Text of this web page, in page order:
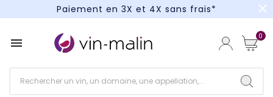
Paiement en 3X et 4X sans frais*
Paiement en 3X et 4X sans frais*
close
 0